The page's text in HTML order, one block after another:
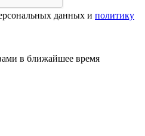
данных и политику
в ближайшее время